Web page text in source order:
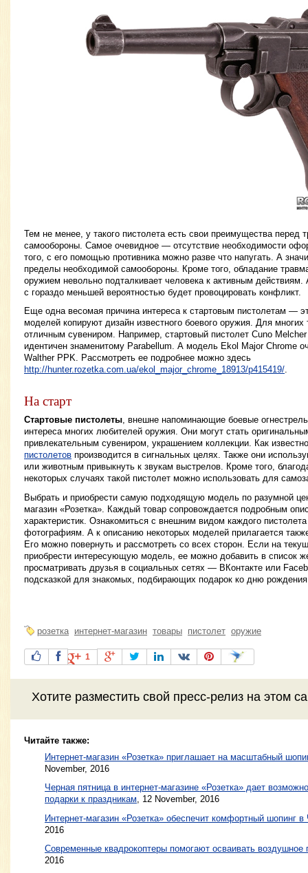
Тем не менее, у такого пистолета есть свои преимущества перед
самообороны. Самое очевидное — отсутствие необходимости
того, с его помощью противника можно разве что напугать. А
пределы необходимой самообороны. Кроме того, обладание
оружием невольно подталкивает человека к активным
с гораздо меньшей вероятностью будет провоцировать конфликт.
Еще одна весомая причина интереса к стартовым пистолетам —
моделей копируют дизайн известного боевого оружия. Для многих
отличным сувениром. Например, стартовый пистолет Cuno
идентичен знаменитому Parabellum. А модель Ekol Major Chrome
Walther PPK. Рассмотреть ее подробнее можно здесь
http://hunter.rozetka.com.ua/ekol_major_chrome_18913/p415419/.
На старт
Стартовые пистолеты, внешне напоминающие боевые
интереса многих любителей оружия. Они могут стать
привлекательным сувениром, украшением коллекции. Как
пистолетов производится в сигнальных целях. Также они
или животным привыкнуть к звукам выстрелов. Кроме того,
некоторых случаях такой пистолет можно использовать для
Выбрать и приобрести самую подходящую модель по разумной
магазин «Розетка». Каждый товар сопровождается подробным
характеристик. Ознакомиться с внешним видом каждого
фотографиям. А к описанию некоторых моделей прилагается
Его можно повернуть и рассмотреть со всех сторон. Если на
приобрести интересующую модель, ее можно добавить в список
просматривать друзья в социальных сетях — ВКонтакте или
подсказкой для знакомых, подбирающих подарок ко дню
розетка интернет-магазин товары пистолет оружие
1
Хотите разместить свой пресс-релиз на этом
Читайте также:
Интернет-магазин «Розетка» приглашает на масштабный
November, 2016
Черная пятница в интернет-магазине «Розетка» дает
подарки к праздникам, 12 November, 2016
Интернет-магазин «Розетка» обеспечит комфортный шопинг
2016
Современные квадрокоптеры помогают осваивать воздушное
2016